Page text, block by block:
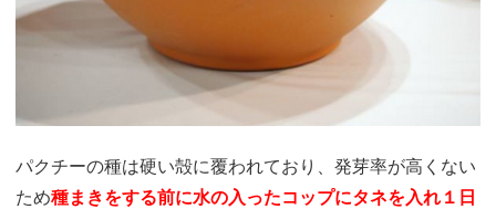
パクチーの種は硬い殻に覆われており、発芽率が高くない
ため種まきをする前に水の入ったコップにタネを入れ１日